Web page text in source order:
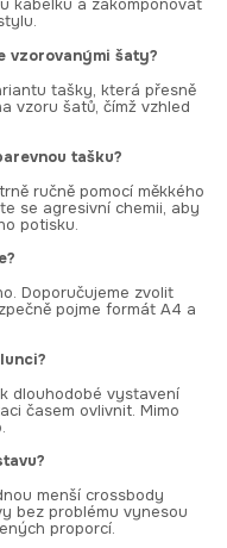
vzorovanými šaty?
tašky, která přesně
vzoru šatů, čímž vzhled
tašku?
ručně pomocí měkkého
se agresivní chemii, aby
potisku.
Doporučujeme zvolit
pojme formát A4 a
dlouhodobé vystavení
časem ovlivnit. Mimo
menší crossbody
bez problému vynesou
proporcí.